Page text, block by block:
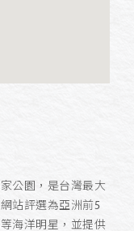
公園，是台灣最大
站評選為亞洲前5
海洋明星，並提供